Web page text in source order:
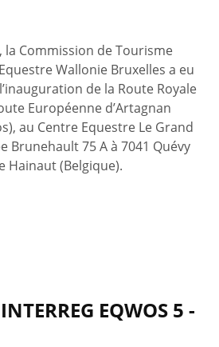
la Commission de Tourisme
Wallonie Bruxelles a eu
de la Route Royale
Européenne d’Artagnan
au Centre Equestre Le Grand
Brunehault 75 A à 7041 Quévy
Hainaut (Belgique).
EQWOS 5 -